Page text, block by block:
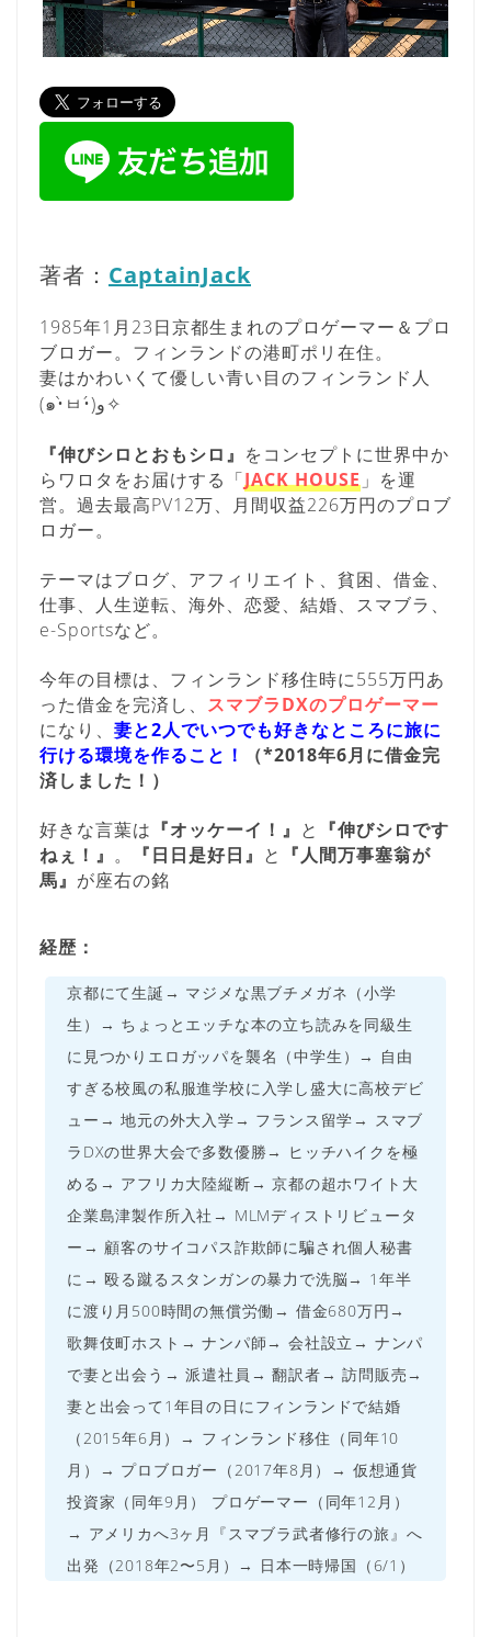
著者： CaptainJack
1985年1月23日京都生まれのプロゲーマー＆プロ
ブロガー。フィンランドの港町ポリ在住。
妻はかわいくて優しい青い目のフィンランド人
(๑•̀ㅂ•́)و✧
『伸びシロとおもシロ』 をコンセプトに世界中か
らワロタをお届けする「JACK HOUSE 」を運
営。過去最高PV12万、月間収益226万円のプロブ
ロガー。
テーマはブログ、アフィリエイト、貧困、借金、
仕事、人生逆転、海外、恋愛、結婚、スマブラ、
e-Sportsなど。
今年の目標は、フィンランド移住時に555万円あ
った借金を完済し、 スマブラDXのプロゲーマー
になり、 妻と2人でいつでも好きなところに旅に
行ける環境を作ること！
（*2018年6月に借金完
済しました！）
好きな言葉は 『オッケーイ！』 と 『伸びシロです
ねぇ！』 。 『日日是好日』 と 『人間万事塞翁が
馬』 が座右の銘
経歴：
京都にて生誕→ マジメな黒ブチメガネ（小学
生）→ ちょっとエッチな本の立ち読みを同級生
に見つかりエロガッパを襲名（中学生）→ 自由
すぎる校風の私服進学校に入学し盛大に高校デビ
ュー→ 地元の外大入学→ フランス留学→ スマブ
ラDXの世界大会で多数優勝→ ヒッチハイクを極
める→ アフリカ大陸縦断→ 京都の超ホワイト大
企業島津製作所入社→ MLMディストリビュータ
ー→ 顧客のサイコパス詐欺師に騙され個人秘書
に→ 殴る蹴るスタンガンの暴力で洗脳→ 1年半
に渡り月500時間の無償労働→ 借金680万円→
歌舞伎町ホスト→ ナンパ師→ 会社設立→ ナンパ
で妻と出会う→ 派遣社員→ 翻訳者→ 訪問販売→
妻と出会って1年目の日にフィンランドで結婚
（2015年6月）→ フィンランド移住（同年10
月）→ プロブロガー（2017年8月）→ 仮想通貨
投資家（同年9月） プロゲーマー（同年12月）
→ アメリカへ3ヶ月『スマブラ武者修行の旅』へ
出発（2018年2〜5月）→ 日本一時帰国（6/1）